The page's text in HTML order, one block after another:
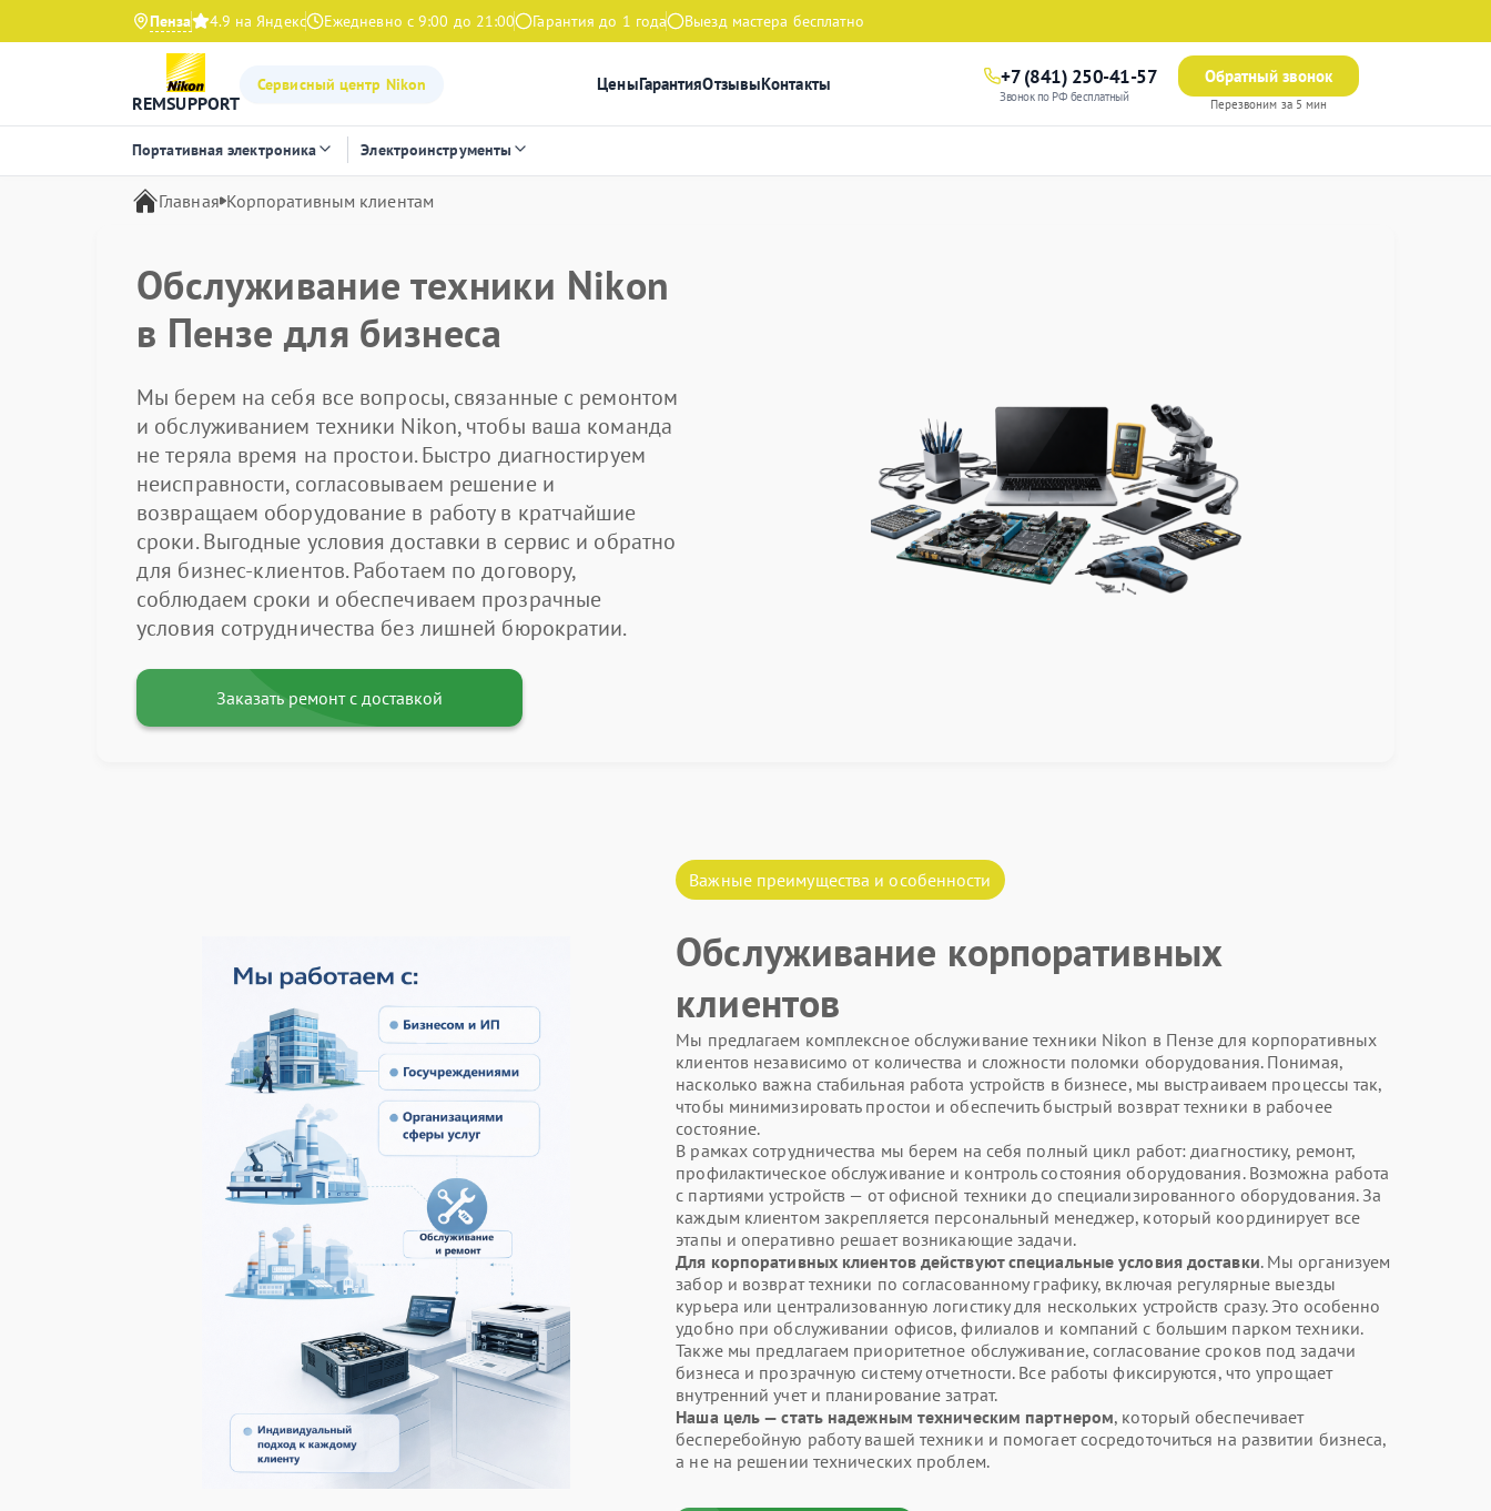
Пенза 4.9 на Яндекс Ежедневно с 9:00 до 21:00 Гарантия до 1 года Выезд мастера бесплатно
REMSUPPORT
Сервисный центр Nikon ЦеныГарантияОтзывыКонтакты +7 (841) 250-41-57
Звонок по РФ бесплатный
Обратный звонок
Перезвоним за 5 мин
Портативная электроника Электроинструменты
Главная Корпоративным клиентам
Обслуживание техники Nikon
в Пензе для бизнеса
Мы берем на себя все вопросы, связанные с ремонтом
и обслуживанием техники Nikon, чтобы ваша команда
не теряла время на простои. Быстро диагностируем
неисправности, согласовываем решение и
возвращаем оборудование в работу в кратчайшие
сроки. Выгодные условия доставки в сервис и обратно
для бизнес-клиентов. Работаем по договору,
соблюдаем сроки и обеспечиваем прозрачные
условия сотрудничества без лишней бюрократии.
Заказать ремонт с доставкой
Важные преимущества и особенности
Обслуживание корпоративных
клиентов
Мы предлагаем комплексное обслуживание техники Nikon в Пензе для корпоративных
клиентов независимо от количества и сложности поломки оборудования. Понимая,
насколько важна стабильная работа устройств в бизнесе, мы выстраиваем процессы так,
чтобы минимизировать простои и обеспечить быстрый возврат техники в рабочее
состояние.
В рамках сотрудничества мы берем на себя полный цикл работ: диагностику, ремонт,
профилактическое обслуживание и контроль состояния оборудования. Возможна работа
с партиями устройств — от офисной техники до специализированного оборудования. За
каждым клиентом закрепляется персональный менеджер, который координирует все
этапы и оперативно решает возникающие задачи.
Для корпоративных клиентов действуют специальные условия доставки. Мы организуем
забор и возврат техники по согласованному графику, включая регулярные выезды
курьера или централизованную логистику для нескольких устройств сразу. Это особенно
удобно при обслуживании офисов, филиалов и компаний с большим парком техники.
Также мы предлагаем приоритетное обслуживание, согласование сроков под задачи
бизнеса и прозрачную систему отчетности. Все работы фиксируются, что упрощает
внутренний учет и планирование затрат.
Наша цель — стать надежным техническим партнером, который обеспечивает
бесперебойную работу вашей техники и помогает сосредоточиться на развитии бизнеса,
а не на решении технических проблем.